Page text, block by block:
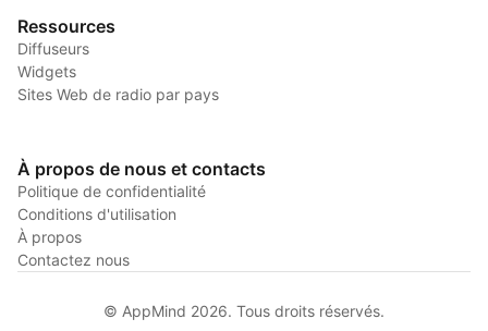
Ressources
Diffuseurs
Widgets
Sites Web de radio par pays
À propos de nous et contacts
Politique de confidentialité
Conditions d'utilisation
À propos
Contactez nous
© AppMind 2026. Tous droits réservés.